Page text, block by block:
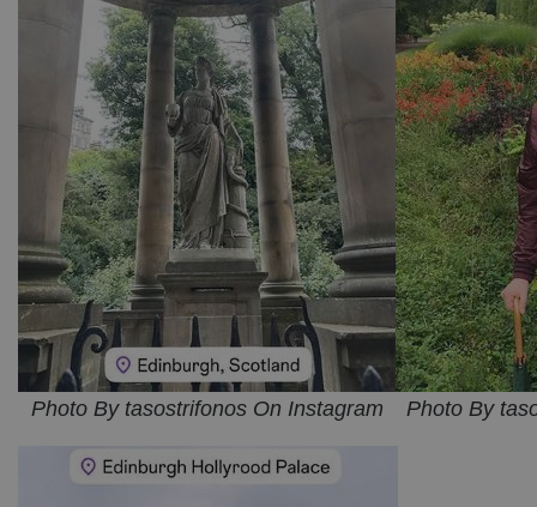
Photo By tasostrifonos On Instagram Photo By